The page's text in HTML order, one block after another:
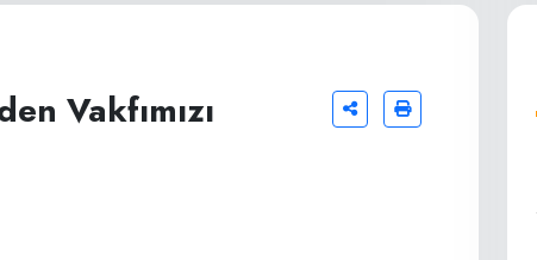
Vakfımızı